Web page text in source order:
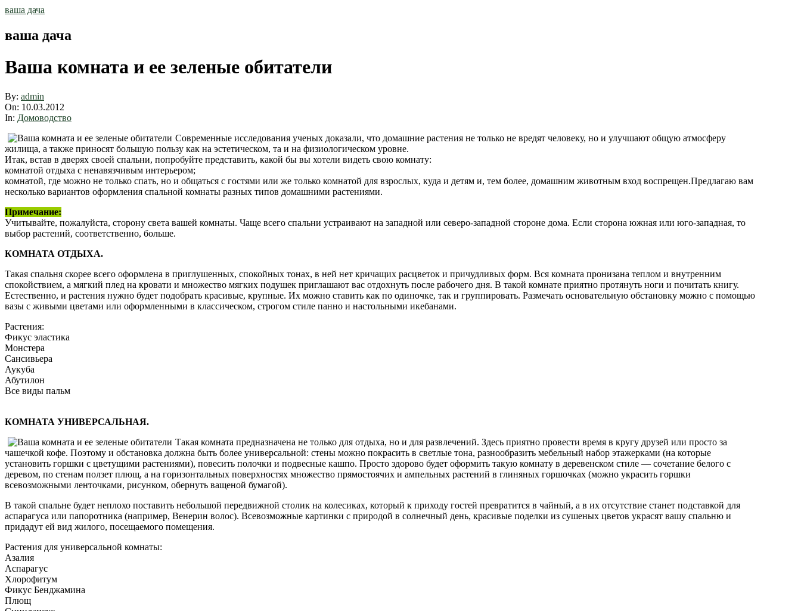
Skip
ваша дача
ваша дача
Ваша комната и ее зеленые обитатели
By: admin
On: 10.03.2012
In: Домоводство
Современные исследования ученых доказали, что домашние растения не только не вредят человеку, но и улучшают общую атмосферу
жилища, а также приносят большую пользу как на эстетическом, та и на физиологическом уровне.
Итак, встав в дверях своей спальни, попробуйте представить, какой бы вы хотели видеть свою комнату:
комнатой отдыха с ненавязчивым интерьером;
комнатой, где можно не только спать, но и общаться с гостями или же только комнатой для взрослых, куда и детям и, тем более, домашним животным вход воспрещен.Предлагаю вам
несколько вариантов оформления спальной комнаты разных типов домашними растениями.
Примечание:
Учитывайте, пожалуйста, сторону света вашей комнаты. Чаще всего спальни устраивают на западной или северо-западной стороне дома. Если сторона южная или юго-западная, то
выбор растений, соответственно, больше.
КОМНАТА ОТДЫХА.
Такая спальня скорее всего оформлена в приглушенных, спокойных тонах, в ней нет кричащих расцветок и причудливых форм. Вся комната пронизана теплом и внутренним
спокойствием, а мягкий плед на кровати и множество мягких подушек приглашают вас отдохнуть после рабочего дня. В такой комнате приятно протянуть ноги и почитать книгу.
Естественно, и растения нужно будет подобрать красивые, крупные. Их можно ставить как по одиночке, так и группировать. Размечать основательную обстановку можно с помощью
вазы с живыми цветами или оформленными в классическом, строгом стиле панно и настольными икебанами.
Растения:
Фикус эластика
Монстера
Сансивьера
Аукуба
Абутилон
Все виды пальм
КОМНАТА УНИВЕРСАЛЬНАЯ.
Такая комната предназначена не только для отдыха, но и для развлечений. Здесь приятно провести время в кругу друзей или просто за
чашечкой кофе. Поэтому и обстановка должна быть более универсальной: стены можно покрасить в светлые тона, разнообразить мебельный набор этажерками (на которые
установить горшки с цветущими растениями), повесить полочки и подвесные кашпо. Просто здорово будет оформить такую комнату в деревенском стиле — сочетание белого с
деревом, по стенам ползет плющ, а на горизонтальных поверхностях множество прямостоячих и ампельных растений в глиняных горшочках (можно украсить горшки
всевозможными ленточками, рисунком, обернуть ващеной бумагой).
В такой спальне будет неплохо поставить небольшой передвижной столик на колесиках, который к приходу гостей превратится в чайный, а в их отсутствие станет подставкой для
аспарагуса или папоротника (например, Венерин волос). Всевозможные картинки с природой в солнечный день, красивые поделки из сушеных цветов украсят вашу спальню и
придадут ей вид жилого, посещаемого помещения.
Растения для универсальной комнаты:
Азалия
Аспарагус
Хлорофитум
Фикус Бенджамина
Плющ